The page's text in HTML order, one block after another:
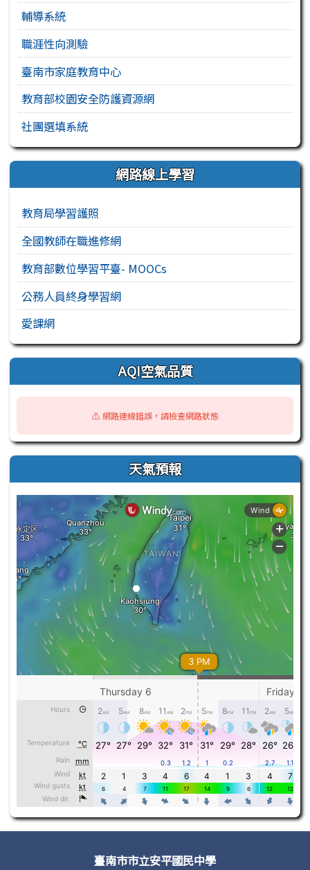
輔導系統
職涯性向測驗
臺南市家庭教育中心
教育部校園安全防護資源網
社團選填系統
網路線上學習
教育局學習護照
全國教師在職進修網
教育部數位學習平臺- MOOCs
公務人員終身學習網
愛課網
AQI空氣品質
⚠️ 網路連線錯誤，請檢查網路狀態
天氣預報
頁尾區域內容臺南市市立安平國民中學